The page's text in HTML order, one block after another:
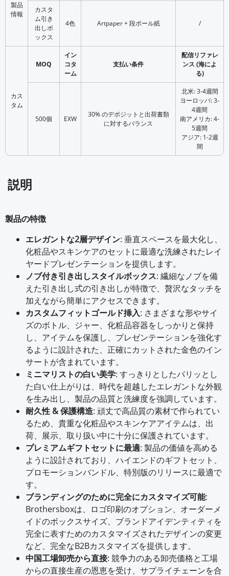
製品
情報
カスタ
ム引き
出しボ
ックス
4色 Artpaper + 段ボール紙 /
カス
タム
MOQ
イン
コタ
ーム
支払い条件
配信リファレ
ンス (海によ
る)
500個 EXW
30% のデポジットと出荷書類
に対するバランス
北米: 3-4週間
ヨーロッパ: 3-
4週間
南アメリカ: 4-
5週間
アジア: 1-2週
間
説明
製品の特徴
エレガントな2層デザイン: 垂直スペースを最大化し、
化粧品やスキンケアのセットに最適な洗練されたレイ
ヤードプレゼンテーションを提供します。
ノブ付き引き出しスタイルボックス: 繊細なノブを備
えた引き出し式の引き出しが特徴で、贅沢なタッチを
加えながら簡単にアクセスできます。
カスタムフィットゴールド挿入: さまざまな形やサイ
ズのボトル、ジャー、化粧品容器をしっかりと保持
し、アイテムを保護し、プレゼンテーションを強化す
るように設計された、正確にカットされた金色のイン
サートが含まれています。
ミニマリストの白い美学: すっきりとしたパリッとし
た白い仕上がりは、時代を超越したエレガントな外観
を生み出し、製品の品質と洗練度を強調しています。
耐久性 & 保護構造: 頑丈で高品質の素材で作られてい
るため、貴重な化粧品やスキンケアアイテムは、出
荷、展示、取り扱い中に十分に保護されています。
プレミアムギフトセットに最適: 製品の価値を高める
ように設計されており、ハイエンドのギフトセット、
プロモーションバンドル、特別版のリリースに最適で
す。
ブランディングのために完全にカスタマイズ可能:
Brothersboxは、ロゴ印刷のオプション、オーダーメ
イドのボックスサイズ、ブランドアイデンティティを
完全に表すためのカスタマイズされたデザインの変更
など、完全なB2Bカスタマイズを提供します。
中国工場卸売から直接: 競争力のある卸売価格と工場
からの直接生産の恩恵を受け、サプライチェーンを合